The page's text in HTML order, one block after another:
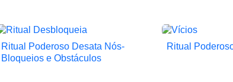
 Vista rápida
Ritual Poderoso Desata Nós-
Bloqueios e Obstáculos

Ritual